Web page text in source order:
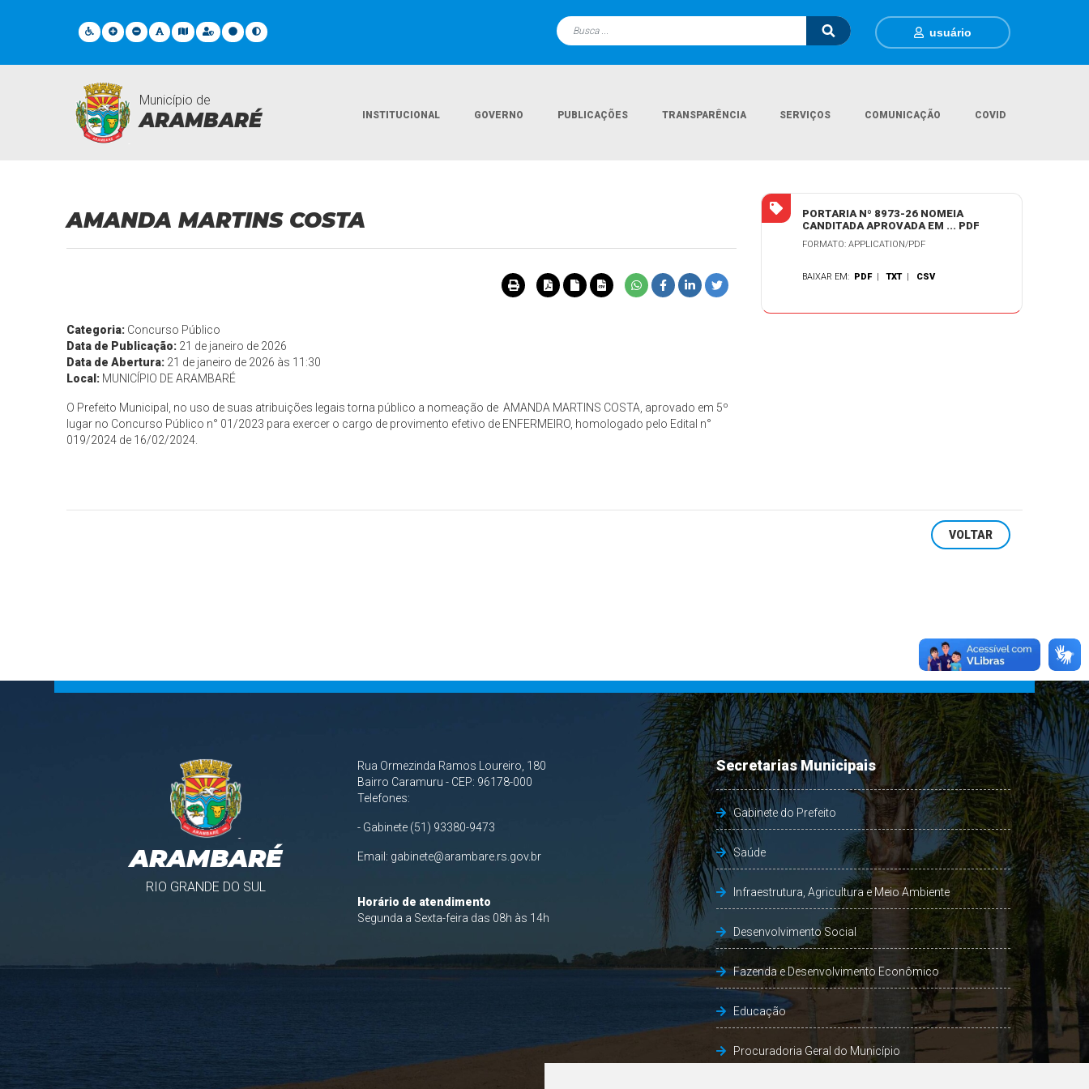
usuário
Município de
ARAMBARÉ INSTITUCIONAL GOVERNO PUBLICAÇÕES TRANSPARÊNCIA SERVIÇOS COMUNICAÇÃO COVID
Contratações
AMANDA MARTINS COSTA
Categoria: Concurso Público
Data de Publicação: 21 de janeiro de 2026
Data de Abertura: 21 de janeiro de 2026 às 11:30
Local: MUNICÍPIO DE ARAMBARÉ
O Prefeito Municipal, no uso de suas atribuições legais torna público a nomeação de AMANDA MARTINS COSTA, aprovado em 5º
lugar no Concurso Público n° 01/2023 para exercer o cargo de provimento efetivo de ENFERMEIRO, homologado pelo Edital n°
019/2024 de 16/02/2024.
PORTARIA Nº 8973-26 NOMEIA
CANDITADA APROVADA EM ... PDF
FORMATO: APPLICATION/PDF
BAIXAR EM: PDF |TXT | CSV
VOLTAR
ARAMBARÉ
RIO GRANDE DO SUL
Rua Ormezinda Ramos Loureiro, 180
Bairro Caramuru - CEP: 96178-000
Telefones:
- Gabinete (51) 93380-9473
Email: gabinete@arambare.rs.gov.br
Horário de atendimento
Segunda a Sexta-feira das 08h às 14h
Secretarias Municipais
Gabinete do Prefeito
Saúde
Infraestrutura, Agricultura e Meio Ambiente
Desenvolvimento Social
Fazenda e Desenvolvimento Econômico
Educação
Procuradoria Geral do Município